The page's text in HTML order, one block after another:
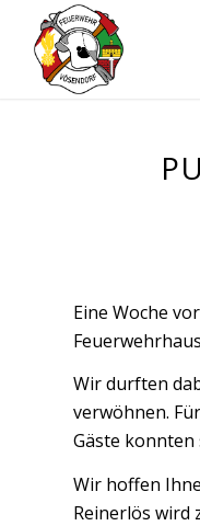
Eine Woche
Wir durften
verwöhnen.
Gäste konnten
Wir hoffen
Reinerlös wird